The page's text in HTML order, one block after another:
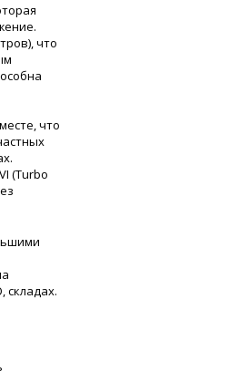
что
что
(Turbo
складах.